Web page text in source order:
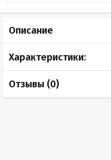
Описание
Характеристики:
Отзывы (0)